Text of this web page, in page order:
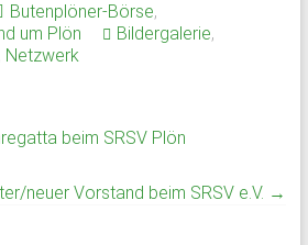
Butenplöner-Börse,
um Plön Bildergalerie,
Netzwerk
beim SRSV Plön
neuer Vorstand beim SRSV e.V. →